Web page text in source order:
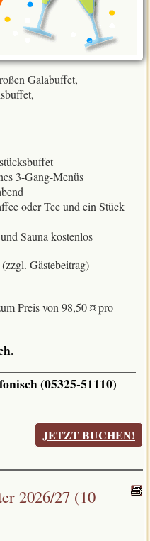
Galabuffet,
3-Gang-Menüs
oder Tee und ein Stück
Sauna kostenlos
(zzgl. Gästebeitrag)
Preis von 98,50 ¤ pro
(05325-51110)
JETZT BUCHEN!
2026/27 (10